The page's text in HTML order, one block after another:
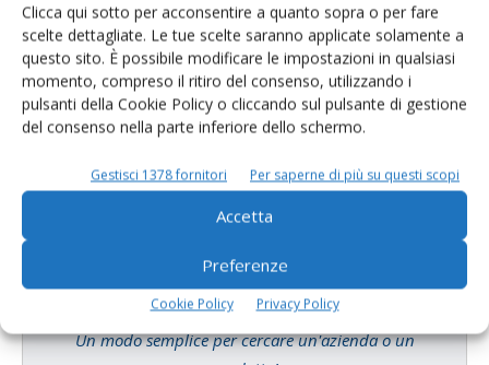
Clicca qui sotto per acconsentire a quanto sopra o per fare
scelte dettagliate. Le tue scelte saranno applicate solamente a
questo sito. È possibile modificare le impostazioni in qualsiasi
momento, compreso il ritiro del consenso, utilizzando i
pulsanti della Cookie Policy o cliccando sul pulsante di gestione
del consenso nella parte inferiore dello schermo.
Gestisci 1378 fornitori Per saperne di più su questi scopi
Accetta
Preferenze
Cookie Policy Privacy Policy
E-magazine
Tecniche, prodotti e servizi dalle aziende
Catalogo Aziende e Prodotti
Un modo semplice per cercare un'azienda o un